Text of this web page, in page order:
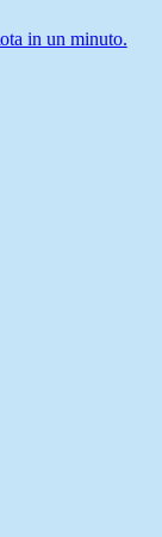
in un minuto.